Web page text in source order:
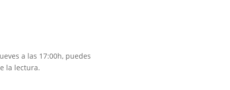
a las 17:00h, puedes
la lectura.